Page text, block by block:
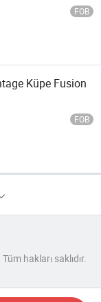
FOB
Küpe Fusion
FOB
hakları saklıdır.